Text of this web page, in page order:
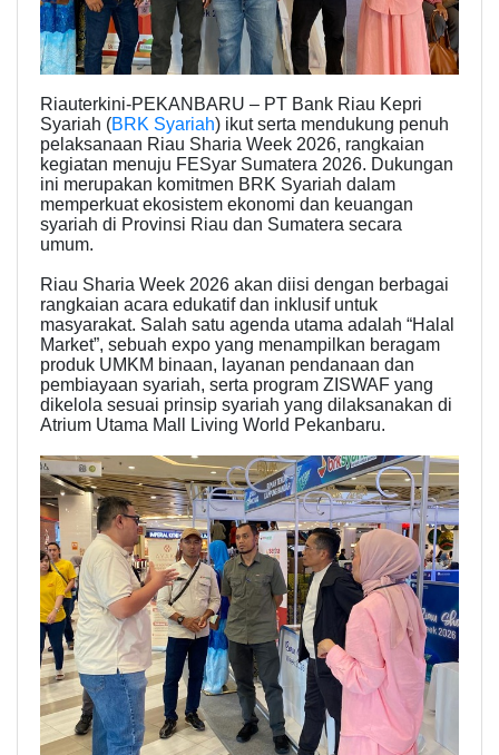
Riauterkini-PEKANBARU – PT Bank Riau Kepri
Syariah (BRK Syariah) ikut serta mendukung penuh
pelaksanaan Riau Sharia Week 2026, rangkaian
kegiatan menuju FESyar Sumatera 2026. Dukungan
ini merupakan komitmen BRK Syariah dalam
memperkuat ekosistem ekonomi dan keuangan
syariah di Provinsi Riau dan Sumatera secara
umum.
Riau Sharia Week 2026 akan diisi dengan berbagai
rangkaian acara edukatif dan inklusif untuk
masyarakat. Salah satu agenda utama adalah “Halal
Market”, sebuah expo yang menampilkan beragam
produk UMKM binaan, layanan pendanaan dan
pembiayaan syariah, serta program ZISWAF yang
dikelola sesuai prinsip syariah yang dilaksanakan di
Atrium Utama Mall Living World Pekanbaru.